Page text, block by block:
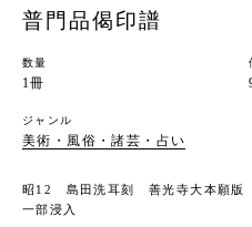
普門品偈印譜
数量
1冊
ジャンル
美術・風俗・諸芸・占い
昭12 島田洗耳刻 善光寺大本願
一部浸入